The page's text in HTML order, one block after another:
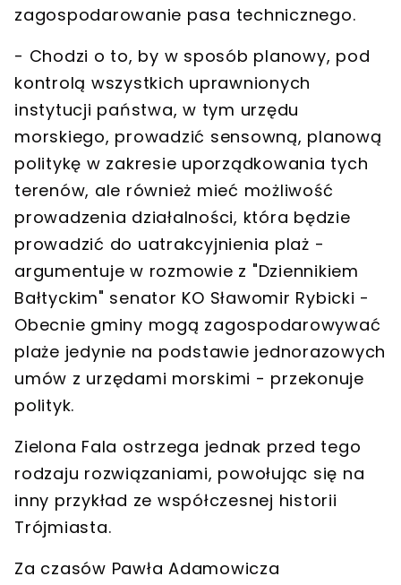
zagospodarowanie pasa technicznego.
- Chodzi o to, by w sposób planowy, pod
kontrolą wszystkich uprawnionych
instytucji państwa, w tym urzędu
morskiego, prowadzić sensowną, planową
politykę w zakresie uporządkowania tych
terenów, ale również mieć możliwość
prowadzenia działalności, która będzie
prowadzić do uatrakcyjnienia plaż -
argumentuje w rozmowie z "Dziennikiem
Bałtyckim" senator KO Sławomir Rybicki -
Obecnie gminy mogą zagospodarowywać
plaże jedynie na podstawie jednorazowych
umów z urzędami morskimi - przekonuje
polityk.
Zielona Fala ostrzega jednak przed tego
rodzaju rozwiązaniami, powołując się na
inny przykład ze współczesnej historii
Trójmiasta.
Za czasów Pawła Adamowicza